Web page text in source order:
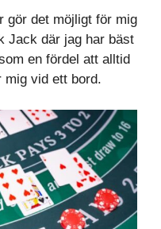
gör det möjligt för mig
Jack där jag har bäst
en fördel att alltid
mig vid ett bord.